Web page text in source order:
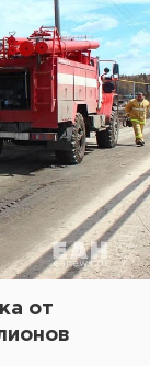
от